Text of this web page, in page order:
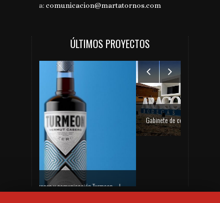
a: comunicacion@martatornos.com
ÚLTIMOS PROYECTOS
Gabinete de prensa y comunicación Turmeon – Lanzamiento de Turmeon Zero
Gabinete de comunicación y prensa de Bodegas Aragonesas – Nuevo espacio Terroir – Garnacha
PRÓXIMAS CATAS DE VINO
No hay próximos eventos actualmente.